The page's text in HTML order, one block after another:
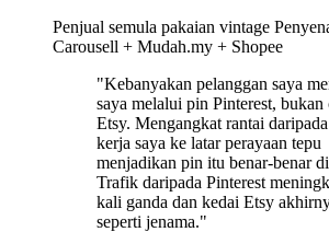
Penjual semula pakaian vintage
Carousell + Mudah.my + Shopee
"Kebanyakan pelanggan saya
saya melalui pin Pinterest, bukan
Etsy. Mengangkat rantai
kerja saya ke latar perayaan tepu
menjadikan pin itu benar-benar
Trafik daripada Pinterest
kali ganda dan kedai Etsy
seperti jenama."